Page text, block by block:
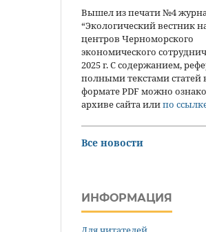
Вышел из печати №4
“Экологический вестник
центров Черноморского
экономического
2025 г. С содержанием,
полными текстами статей
формате PDF можно
архиве сайта илипо
Все новости
ИНФОРМАЦИЯ